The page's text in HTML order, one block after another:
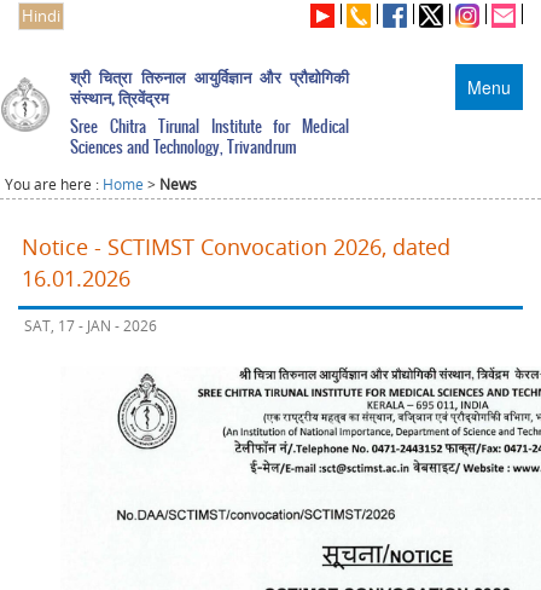
Hindi
Menu
श्री चित्रा तिरुनाल आयुर्विज्ञान और प्रौद्योगिकी
संस्थान, त्रिवेंद्रम
Sree Chitra Tirunal Institute for Medical
Sciences and Technology, Trivandrum
You are here : Home > News
Notice - SCTIMST Convocation 2026, dated
16.01.2026
SAT, 17 - JAN - 2026